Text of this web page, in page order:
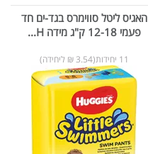
​​​​​​​האגיס ליטל סווימרס בגד-ים חד
פעמי 12-18 ק"ג מידה H...
11 יחידות(3.54 ₪ ליחידה)